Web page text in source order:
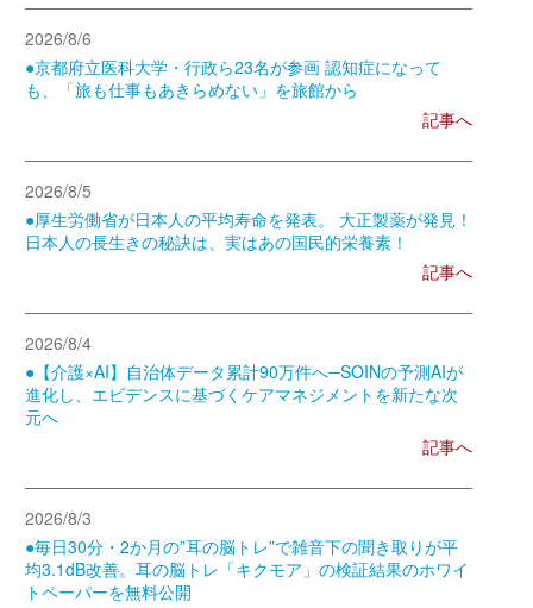
2026/8/6
●京都府立医科大学・行政ら23名が参画 認知症になって
も、「旅も仕事もあきらめない」を旅館から
記事へ
2026/8/5
●厚生労働省が日本人の平均寿命を発表。 大正製薬が発見！
日本人の長生きの秘訣は、実はあの国民的栄養素！
記事へ
2026/8/4
●【介護×AI】自治体データ累計90万件へ─SOINの予測AIが
進化し、エビデンスに基づくケアマネジメントを新たな次
元へ
記事へ
2026/8/3
●毎日30分・2か月の”耳の脳トレ”で雑音下の聞き取りが平
均3.1dB改善。耳の脳トレ「キクモア」の検証結果のホワイ
トペーパーを無料公開